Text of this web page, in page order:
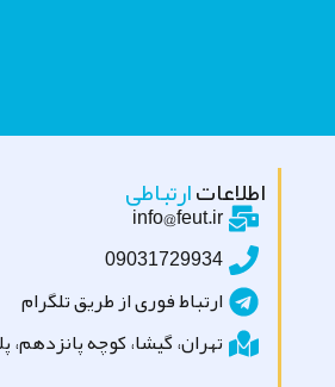
اطلاعاتارتباطی
info@feut.ir
09031729934
ارتباط فوری از طریق تلگرام
تهران، گیشا، کوچه پانزدهم، پلاک ۹،